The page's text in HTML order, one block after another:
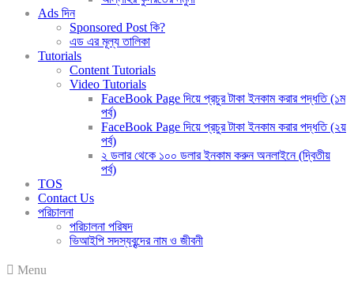
Ads দিন
Sponsored Post কি?
এড এর মূল্য তালিকা
Tutorials
Content Tutorials
Video Tutorials
FaceBook Page দিয়ে প্রচুর টাকা ইনকাম করার পদ্ধতি (১ম
পর্ব)
FaceBook Page দিয়ে প্রচুর টাকা ইনকাম করার পদ্ধতি (২য়
পর্ব)
২ ডলার থেকে ১০০ ডলার ইনকাম করুন অনলাইনে (দ্বিতীয়
পর্ব)
TOS
Contact Us
পরিচালনা
পরিচালনা পরিষদ
ভিআইপি সদস্যবৃন্দের নাম ও জীবনী
Menu